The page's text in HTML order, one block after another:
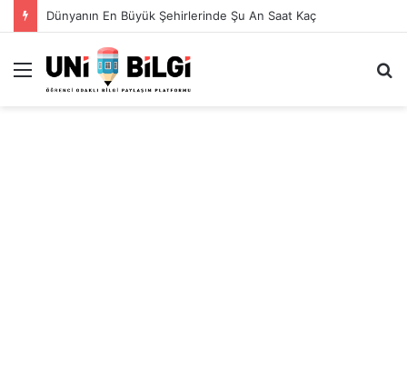
Dünyanın En Büyük Şehirlerinde Şu An Saat Kaç
Menü